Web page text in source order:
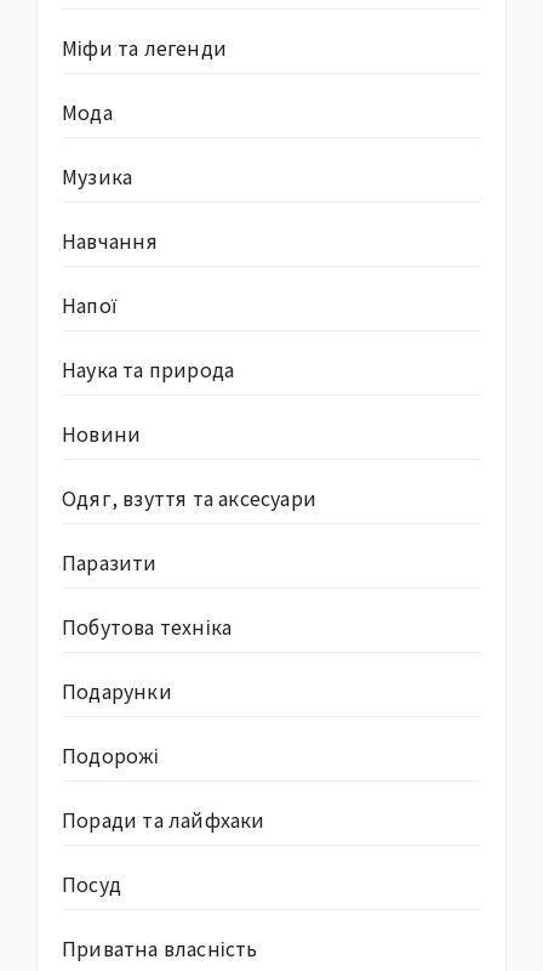
Міфи та легенди
Мода
Музика
Навчання
Напої
Наука та природа
Новини
Одяг, взуття та аксесуари
Паразити
Побутова техніка
Подарунки
Подорожі
Поради та лайфхаки
Посуд
Приватна власність